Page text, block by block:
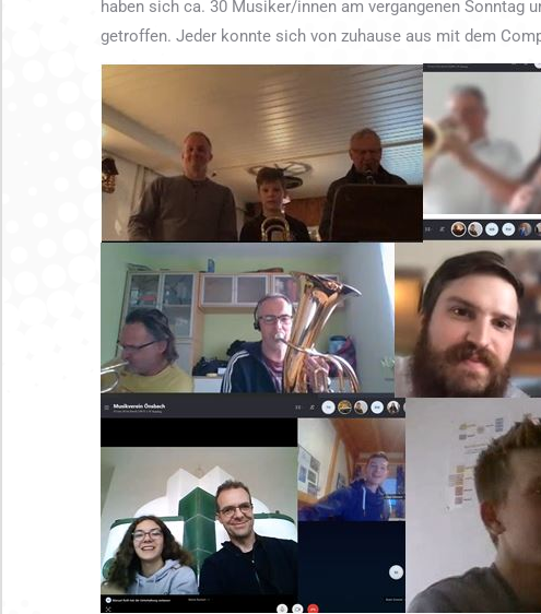
haben sich ca. 30 Musiker/innen am vergangenen Sonntag
getroffen. Jeder konnte sich von zuhause aus mit dem